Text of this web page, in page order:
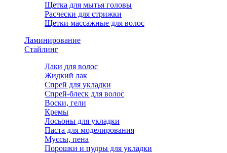
Щетка для мытья головы
Расчески для стрижки
Щетки массажные для волос
Ламинирование
Стайлинг
Лаки для волос
Жидкий лак
Спрей для укладки
Спрей-блеск для волос
Воски, гели
Кремы
Лосьоны для укладки
Паста для моделирования
Муссы, пена
Порошки и пудры для укладки